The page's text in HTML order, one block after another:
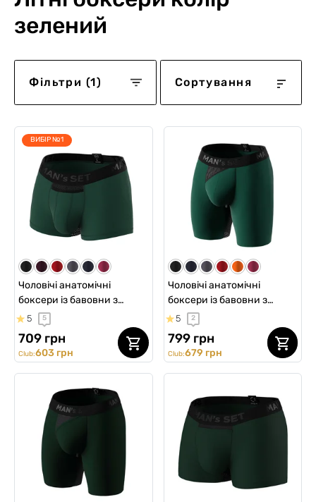
зелений
Фільтри (1) Сортування
ВИБІР №1
Чоловічі анатомічні
боксери із бавовни з
сіткою, Anatomic Classic
Light, Black Series, темно-
зелений
5 5
709 грн
Club:603 грн
Чоловічі анатомічні
боксери із бавовни з
сіткою, Anatomic Long 2.0
Black Light, Black Series,
темно-зелений
5 2
799 грн
Club:679 грн